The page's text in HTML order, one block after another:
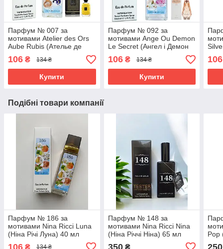
Парфум № 007 за
мотивами Atelier des Ors
Aube Rubis (Ателье де
ОПТ
106 ₴ 134 ₴
Купити
Парфум № 092 за
мотивами Ange Ou Demon
Le Secret (Ангел і Демон
106₴ 134 ₴
Купити
106
Подібні товари компанії
Парфум № 186 за
мотивами Nina Ricci Luna
(Ніна Річі Луна) 40 мл
106 ₴ 134 ₴
Парфум № 148 за
мотивами Nina Ricci Nina
(Ніна Річчі Ніна) 65 мл
350₴
Pop
250